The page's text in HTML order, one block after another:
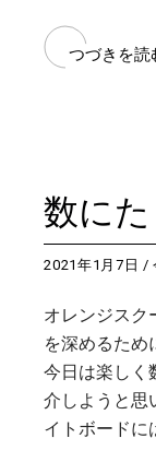
つづきを読
数に
2021年1月7日
オレンジスク
を深めるため
今日は楽しく
介しようと思
イトボード